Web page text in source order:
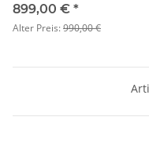
899,00 € *
Alter Preis:990,00 €